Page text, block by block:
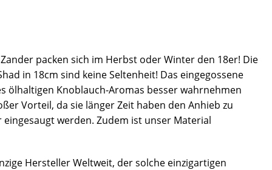
packen sich im Herbst oder Winter den 18er! Die
in 18cm sind keine Seltenheit! Das eingegossene
ölhaltigen Knoblauch-Aromas besser wahrnehmen
Vorteil, da sie länger Zeit haben den Anhieb zu
werden. Zudem ist unser Material
Hersteller Weltweit, der solche einzigartigen